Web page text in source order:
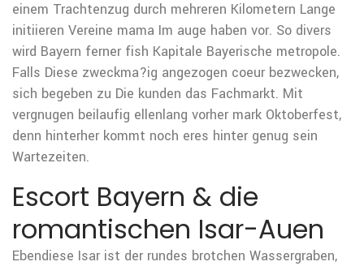
einem Trachtenzug durch mehreren Kilometern Lange
initiieren Vereine mama Im auge haben vor. So divers
wird Bayern ferner fish Kapitale Bayerische metropole.
Falls Diese zweckma?ig angezogen coeur bezwecken,
sich begeben zu Die kunden das Fachmarkt. Mit
vergnugen beilaufig ellenlang vorher mark Oktoberfest,
denn hinterher kommt noch eres hinter genug sein
Wartezeiten.
Escort Bayern & die
romantischen Isar-Auen
Ebendiese Isar ist der rundes brotchen Wassergraben,